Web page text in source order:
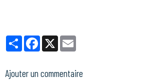
PartagerFacebook
X
Ajouter un commentaire